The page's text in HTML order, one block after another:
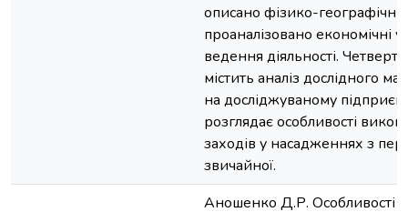
описано фізико-географічні
проаналізовано економічні
ведення діяльності.
містить аналіз дослідного
на досліджуваному
розглядає особливості
заходів у насадженнях з
звичайної.
Аношенко Д.Р. Особливості